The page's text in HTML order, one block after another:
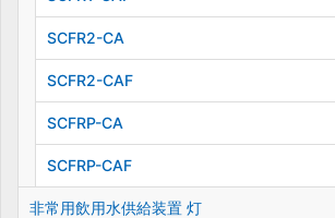
SCFR2-CA
SCFR2-CAF
SCFRP-CA
SCFRP-CAF
非常用飲用水供給装置 灯